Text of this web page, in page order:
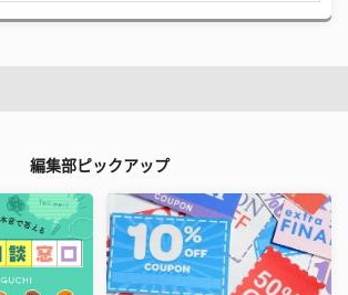
編集部ピックアップ